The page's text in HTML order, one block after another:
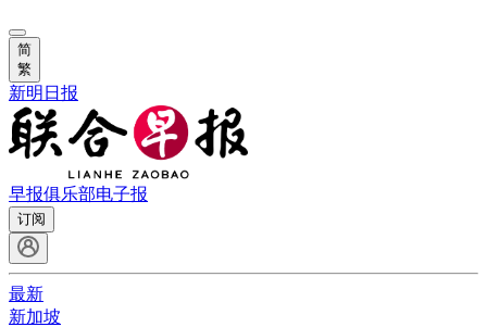
简
繁
新明日报
早报俱乐部电子报
订阅
最新
新加坡